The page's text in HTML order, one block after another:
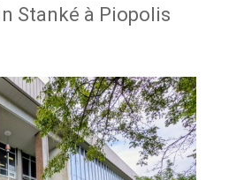
Stanké à Piopolis